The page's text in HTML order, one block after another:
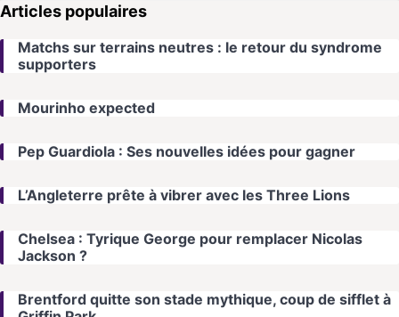
Articles populaires
Matchs sur terrains neutres : le retour du syndrome
supporters
Mourinho expected
Pep Guardiola : Ses nouvelles idées pour gagner
L’Angleterre prête à vibrer avec les Three Lions
Chelsea : Tyrique George pour remplacer Nicolas
Jackson ?
Brentford quitte son stade mythique, coup de sifflet à